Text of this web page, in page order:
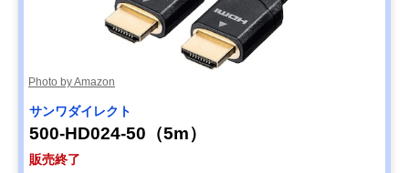
Photo by Amazon
サンワダイレクト
500-HD024-50（5m）
販売終了